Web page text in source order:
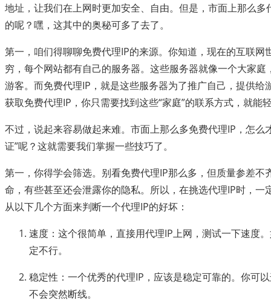
地址，让我们在上网时更加安全、自由。但是，市面上那么多
的呢？嘿，这其中的奥秘可多了去了。
第一，咱们得聊聊免费代理IP的来源。你知道，现在的互联网
穷，每个网站都有自己的服务器。这些服务器就像一个大家
游客。而免费代理IP，就是这些服务器为了推广自己，提供给
获取免费代理IP，你只需要找到这些“家庭”的联系方式，就能
不过，说起来容易做起来难。市面上那么多免费代理IP，怎么
证”呢？这就需要我们掌握一些技巧了。
第一，你得学会筛选。别看免费代理IP那么多，但质量参差不
命，有些甚至还会泄露你的隐私。所以，在挑选代理IP时，一
从以下几个方面来判断一个代理IP的好坏：
速度：这个很简单，直接用代理IP上网，测试一下速度
定不行。
稳定性：一个优秀的代理IP，应该是稳定可靠的。你可
不会突然断线。